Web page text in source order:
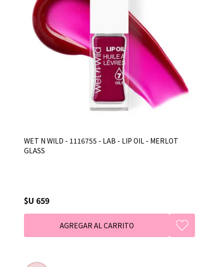
WET N WILD - 1116755 - LAB - LIP OIL - MERLOT
GLASS
$U 659